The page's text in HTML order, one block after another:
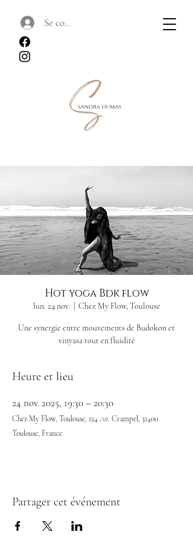
Se connecter
Hot yoga Bdk flow
lun. 24 nov. Chez My Flow, Toulouse
Une synergie entre mouvements de Budokon et
vinyasa tout en fluidité
Heure et lieu
24 nov. 2025, 19:30 – 20:30
Chez My Flow, Toulouse, 124 Av. Crampel, 31400
Toulouse, France
Partager cet événement